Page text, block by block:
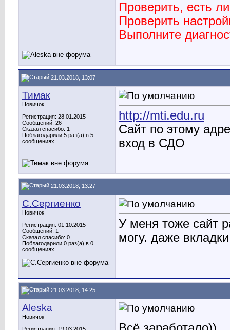
Проверить, есть
Проверить
Выполните
21.03.2018, 13:07
Тимак
Новичок
Регистрация: 28.01.2015
Сообщений: 26
Сказал спасибо: 1
Поблагодарили 5 раз(а) в 5
сообщениях
http://mti.edu.ru
Сайт по этому
вход в СДО
21.03.2018, 13:27
С.Сергиенко
Новичок
Регистрация: 01.10.2015
Сообщений: 1
Сказал спасибо: 0
Поблагодарили 0 раз(а) в 0
сообщениях
У меня тоже сайт
могу. даже
21.03.2018, 14:25
Aleska
Новичок